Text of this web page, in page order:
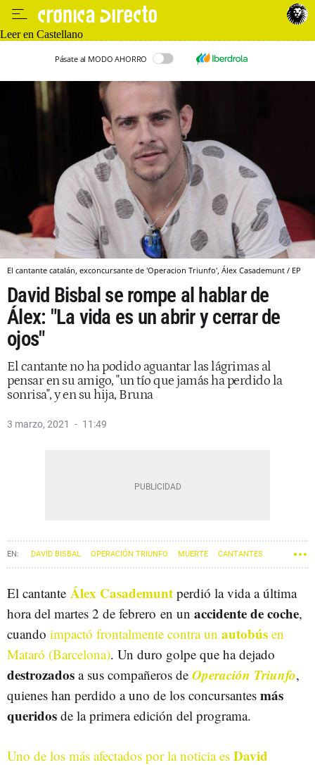
Leer en Castellano
Pásate al MODO AHORRO
El cantante catalán, exconcursante de 'Operacion Triunfo', Álex Casademunt / EP
David Bisbal se rompe al hablar de
Álex: "La vida es un abrir y cerrar de
ojos"
El cantante no ha podido aguantar las lágrimas al
pensar en su amigo, "un tío que jamás ha perdido la
sonrisa", y en su hija, Bruna
3 marzo, 2021 11:49
DAVID BISBAL OPERACIÓN TRIUNFO MUERTE CANTANTES
El cantante Álex Casademunt perdió la vida a última
hora del martes 2 de febrero en un accidente de coche,
cuando impactó frontalmente contra un autobús en
Mataró (Barcelona). Un duro golpe que ha dejado
destrozados a sus compañeros de Operación Triunfo,
quienes han perdido a uno de los concursantes más
queridos de la primera edición del programa.
Uno de los más afectados por la noticia es David